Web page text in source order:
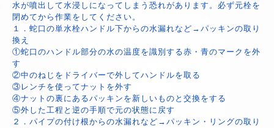
水が噴出して水浸しになってしまう恐れがあります。必ず元栓を
閉めてから作業をしてください。
１．蛇口の単水栓ハンドル下からの水漏れなど→パッキンの取り
換え
①蛇口のハンドル部分の水の温度を識別する赤・青のマークを外
す
②中のねじをドライバーで外してハンドルを取る
③レンチを使ってナットを外す
④ナットの裏にあるパッキンを新しいものと交換をする
⑤外した工程と逆の手順で元の状態に戻す
２．パイプの付け根からの水漏れなど→パッキン・リングの取り